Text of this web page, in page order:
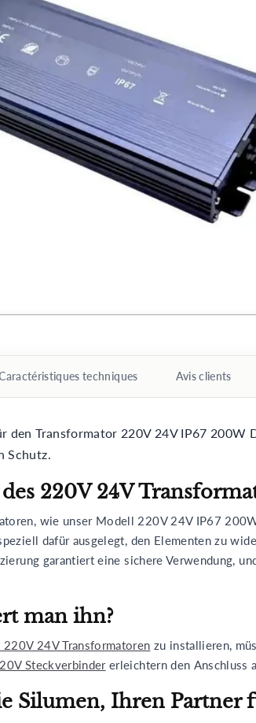
techniques Avis clients
den Transformator 220V 24V IP67
Schutz.
220V 24V
wie unser Modell 220V 24V IP67
dafür ausgelegt, den Elementen zu
garantiert eine sichere Verwendung,
man ihn?
220V 24V Transformatoren zu installieren,
Steckverbindererleichtern den Anschluss
Silumen, Ihren Partner